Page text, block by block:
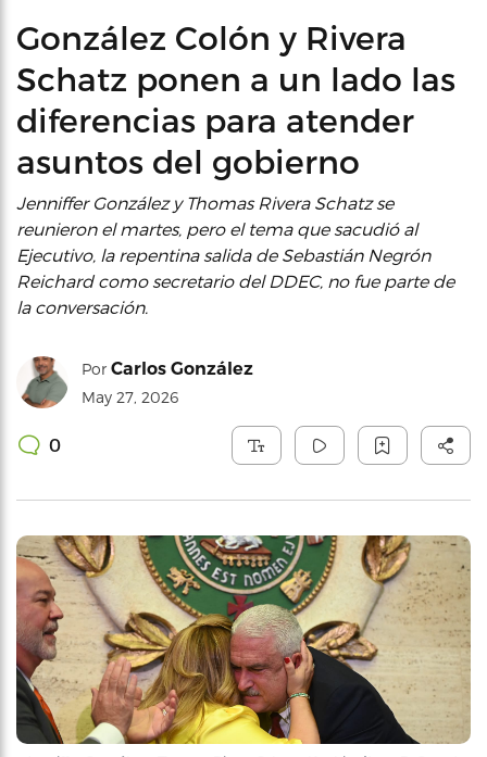
González Colón y Rivera
Schatz ponen a un lado las
diferencias para atender
asuntos del gobierno
Jenniffer González y Thomas Rivera Schatz se
reunieron el martes, pero el tema que sacudió al
Ejecutivo, la repentina salida de Sebastián Negrón
Reichard como secretario del DDEC, no fue parte de
la conversación.
Por Carlos González
May 27, 2026
0